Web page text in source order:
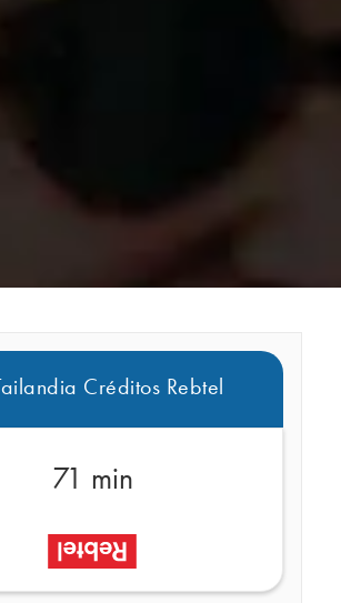
Tailandia Créditos Rebtel
71 min